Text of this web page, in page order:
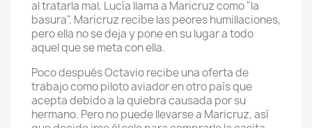
al tratarla mal, Lucía llama a Maricruz como "la
basura". Maricruz recibe las peores humillaciones,
pero ella no se deja y pone en su lugar a todo
aquel que se meta con ella.
Poco después Octavio recibe una oferta de
trabajo como piloto aviador en otro país que
acepta debido a la quiebra causada por su
hermano. Pero no puede llevarse a Maricruz, así